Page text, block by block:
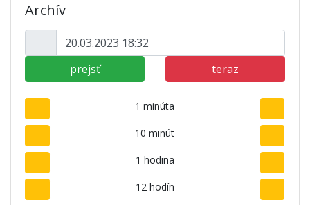
Archív
prejsť teraz
1 minúta
10 minút
1 hodina
12 hodín